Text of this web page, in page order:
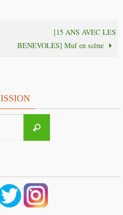
[15 ANS AVEC LES
BENEVOLES] Muf en scène
Recherche